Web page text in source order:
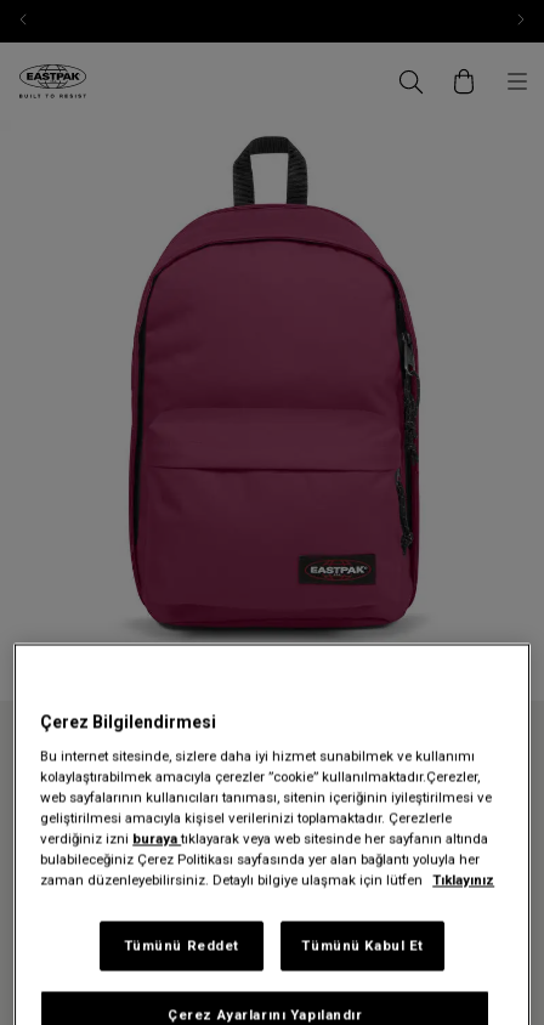
Anasayfa Sırt Çantaları
Okul çantaları
BACK TO WORK WINE BURGUNDY SIRT ÇANTASI
Üzgünüz - bu ürün artık
mevcut değil
BACK TO WORK WINE
BURGUNDY SIRT ÇANTASI
Çerez Bilgilendirmesi
Bu internet sitesinde, sizlere daha iyi hizmet sunabilmek ve kullanımı
kolaylaştırabilmek amacıyla çerezler ”cookie” kullanılmaktadır.Çerezler,
web sayfalarının kullanıcıları tanıması, sitenin içeriğinin iyileştirilmesi ve
geliştirilmesi amacıyla kişisel verilerinizi toplamaktadır. Çerezlerle
verdiğiniz izni burayatıklayarak veya web sitesinde her sayfanın altında
bulabileceğiniz Çerez Politikası sayfasında yer alan bağlantı yoluyla her
zaman düzenleyebilirsiniz. Detaylı bilgiye ulaşmak için lütfen
Tıklayınız
Çerez Ayarlarını Yapılandır
Tümünü Reddet Tümünü Kabul Et